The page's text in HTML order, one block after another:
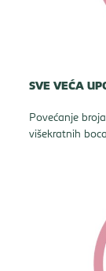
SVE VEĆA
Povećanje
višekratnih